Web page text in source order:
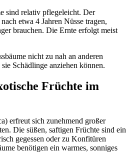
sind relativ pflegeleicht. Der
etwa 4 Jahren Nüsse tragen,
brauchen. Die Ernte erfolgt meist
nicht zu nah an anderen
Schädlinge anziehen können.
Früchte im
erfreut sich zunehmend großer
Die süßen, saftigen Früchte sind ein
gegessen oder zu Konfitüren
benötigen ein warmes, sonniges